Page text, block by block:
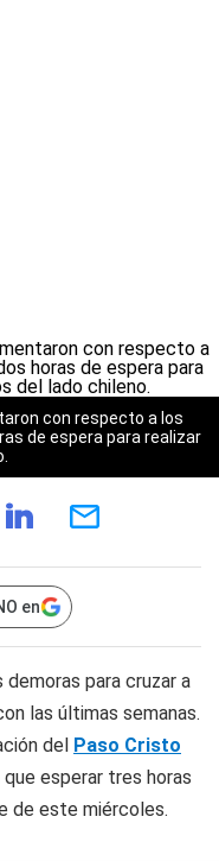
con respecto a los
de espera para realizar
en
demoras para cruzar a
las últimas semanas.
del Paso Cristo
esperar tres horas
de este miércoles.